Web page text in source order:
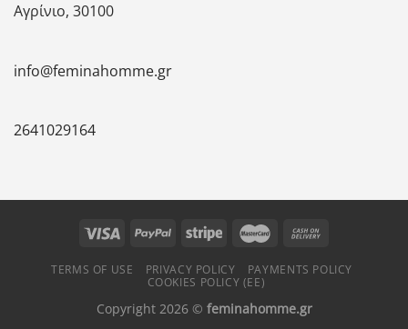
Αγρίνιο, 30100
info@feminahomme.gr
2641029164
TERMS OF USE PRIVACY POLICY
PAYMENTS POLICY
COOKIES POLICY (ΕΕ)
Copyright 2026 © feminahomme.gr